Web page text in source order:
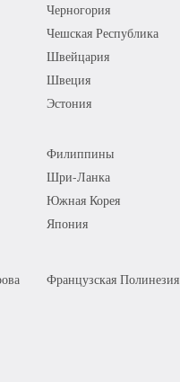
Черногория
Чешская Республика
Швейцария
Швеция
Эстония
Филиппины
Шри-Ланка
Южная Корея
Япония
Французская Полинезия